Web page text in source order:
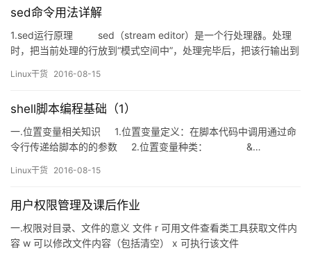
sed命令用法详解
1.sed运行原理 sed（stream editor）是一个行处理器。处理
时，把当前处理的行放到“模式空间中”，处理完毕后，把该行输出到
内容并没有改变 2.sed用途 …
Linux干货 2016-08-15
shell脚本编程基础（1）
一.位置变量相关知识 1.位置变量定义：在脚本代码中调用通过命
令行传递给脚本的的参数 2.位置变量种类： &…
Linux干货 2016-08-15
用户权限管理及课后作业
一.权限对目录、文件的意义 文件 r 可用文件查看类工具获取文件内
容 w 可以修改文件内容（包括清空） x 可执行该文件